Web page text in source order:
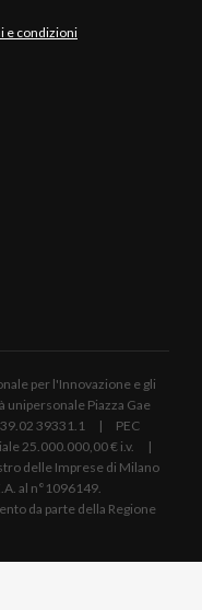
e condizioni
per l'Innovazione e gli
Piazza Gae
39331.1 | PEC
25.000.000,00 € i.v. |
delle Imprese di Milano
al n°1096149.
da parte della Regione